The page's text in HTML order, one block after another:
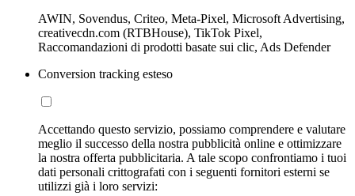
AWIN, Sovendus, Criteo, Meta-Pixel, Microsoft Advertising,
creativecdn.com (RTBHouse), TikTok Pixel,
Raccomandazioni di prodotti basate sui clic, Ads Defender
Conversion tracking esteso
Accettando questo servizio, possiamo comprendere e valutare
meglio il successo della nostra pubblicità online e ottimizzare
la nostra offerta pubblicitaria. A tale scopo confrontiamo i tuoi
dati personali crittografati con i seguenti fornitori esterni se
utilizzi già i loro servizi: